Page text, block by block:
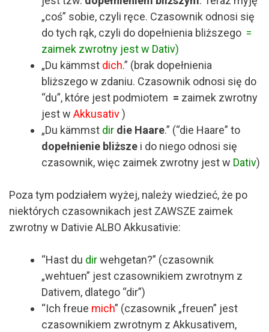
„coś” sobie, czyli ręce. Czasownik odnosi się
do tych rąk, czyli do dopełnienia bliższego =
zaimek zwrotny jest w Dativ)
„Du kämmst dich.” (brak dopełnienia
bliższego w zdaniu. Czasownik odnosi się do
“du”, które jest podmiotem = zaimek zwrotny
jest w Akkusativ)
„Du kämmst dir die Haare.” (“die Haare” to
dopełnienie bliższe i do niego odnosi się
czasownik, więc zaimek zwrotny jest w Dativ)
Poza tym podziałem wyżej, należy wiedzieć, że po
niektórych czasownikach jest ZAWSZE zaimek
zwrotny w Dativie ALBO Akkusativie:
“Hast du dirwehgetan?” (czasownik
„wehtuen” jest czasownikiem zwrotnym z
Dativem, dlatego “dir”)
“Ich freue mich” (czasownik „freuen” jest
czasownikiem zwrotnym z Akkusativem,